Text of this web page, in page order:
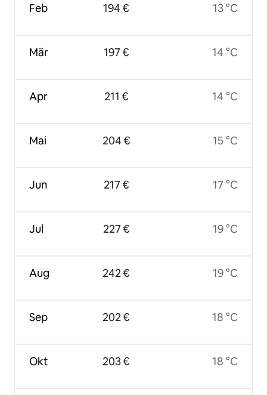
Feb
Mär
Apr
Mai
Jun
Jul
Aug
Sep
Okt
194 €
197 €
211 €
204 €
217 €
227 €
242 €
202 €
203 €
13 °C
14 °C
14 °C
15 °C
17 °C
19 °C
19 °C
18 °C
18 °C